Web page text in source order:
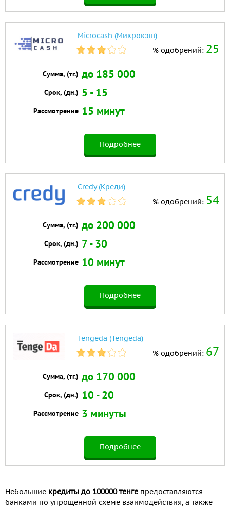
Microcash (Микрокэш)
% одобрений: 25
Сумма, (тг.) до 185 000
Срок, (дн.) 5 - 15
Рассмотрение 15 минут
Подробнее
Credy (Креди)
% одобрений: 54
Сумма, (тг.) до 200 000
Срок, (дн.) 7 - 30
Рассмотрение 10 минут
Подробнее
Tengeda (Tengeda)
% одобрений: 67
Сумма, (тг.) до 170 000
Срок, (дн.) 10 - 20
Рассмотрение 3 минуты
Подробнее
Небольшие кредиты до 100000 тенге предоставляются
банками по упрощенной схеме взаимодействия, а также